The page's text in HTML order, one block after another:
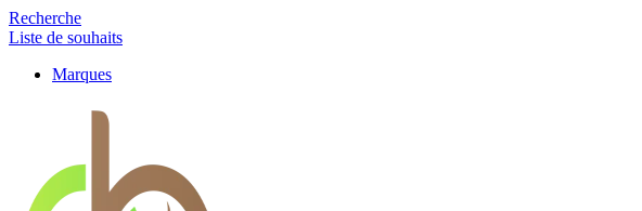
Recherche
Liste de souhaits
Marques